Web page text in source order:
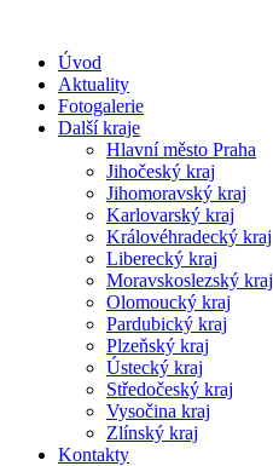
Úvod
Aktuality
Fotogalerie
Další kraje
Hlavní město Praha
Jihočeský kraj
Jihomoravský kraj
Karlovarský kraj
Královéhradecký kraj
Liberecký kraj
Moravskoslezský kraj
Olomoucký kraj
Pardubický kraj
Plzeňský kraj
Ústecký kraj
Středočeský kraj
Vysočina kraj
Zlínský kraj
Kontakty